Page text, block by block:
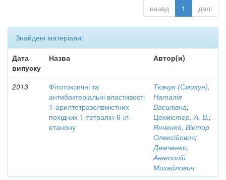
назад 1 далі
Знайдені матеріали:
Дата
випуску
Назва Автор(и)
2013
Фітотоксичні та
антибактеріальні властивості
1-арилтетразолвмістних
похідних 1-тетралін-6-іл-
етанону
Ткачук (Смикун),
Наталія
Василівна;
Цехмістер, А. В.;
Янченко, Віктор
Олексійович;
Демченко,
Анатолій
Михайлович